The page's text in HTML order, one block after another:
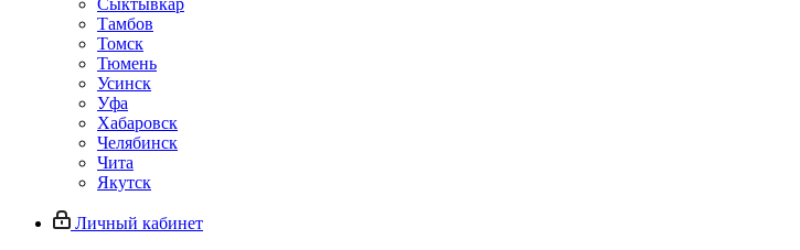
Сыктывкар
Тамбов
Томск
Тюмень
Усинск
Уфа
Хабаровск
Челябинск
Чита
Якутск
Личный кабинет